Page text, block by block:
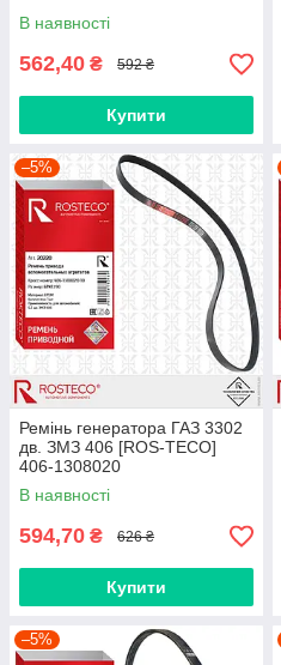
В наявності
562,40 ₴ 592 ₴
Купити
–5%
Ремінь генератора ГАЗ 3302
дв. ЗМЗ 406 [ROS-TECO]
406-1308020
В наявності
594,70 ₴ 626 ₴
Купити
–5%